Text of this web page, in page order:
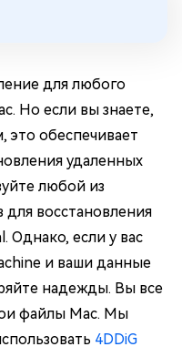
для любого
Но если вы знаете,
это обеспечивает
удаленных
любой из
восстановления
Однако, если у вас
и ваши данные
надежды. Вы все
файлы Mac. Мы
4DDiG